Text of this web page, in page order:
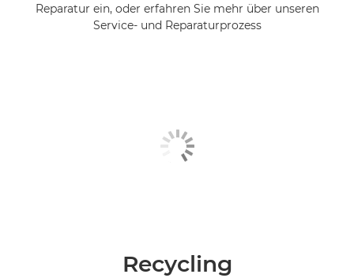
Reparatur ein, oder erfahren Sie mehr über unseren
Service- und Reparaturprozess
Recycling